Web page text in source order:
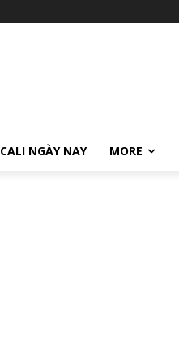
CALI NGÀY NAY MORE